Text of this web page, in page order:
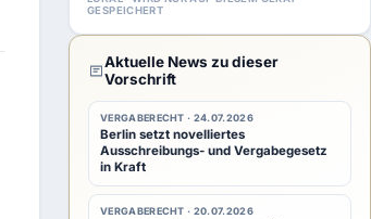
GESPEICHERT
Aktuelle News zu dieser
Vorschrift
VERGABERECHT · 24.07.2026
Berlin setzt novelliertes
Ausschreibungs- und Vergabegesetz
in Kraft
VERGABERECHT · 20.07.2026